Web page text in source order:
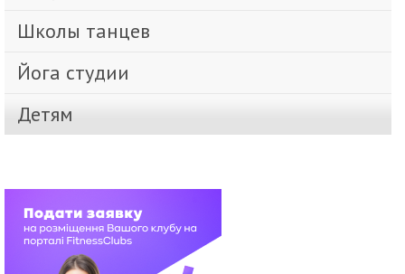
Школы танцев
Йога студии
Детям